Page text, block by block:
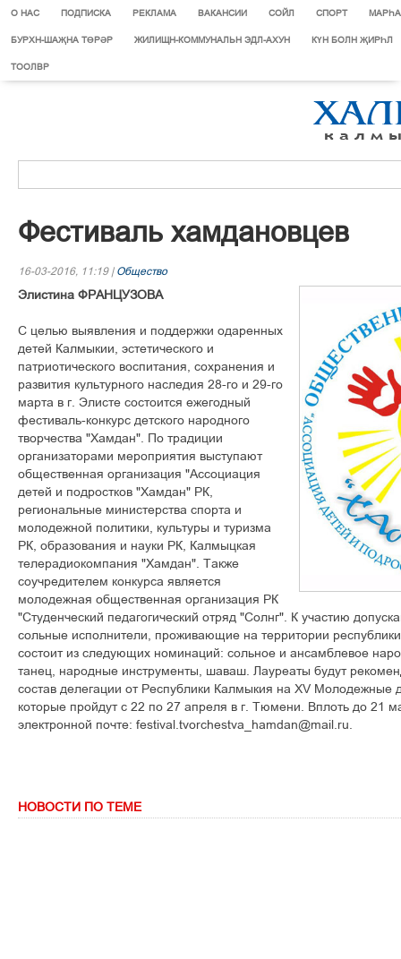
О НАС ПОДПИСКА РЕКЛАМА ВАКАНСИИ СОЙЛ СПОРТ
БУРХН-ШАҖНА ТӨРӘР ЖИЛИЩН-КОММУНАЛЬН ЭДЛ-АХУН КҮН БОЛН ҖИРҺЛ
ТООЛВР
Фестиваль хамдановцев
16-03-2016, 11:19 | Общество
Элистина ФРАНЦУЗОВА
С целью выявления и поддержки одаренных
детей Калмыкии, эстетического и
патриотического воспитания, сохранения и
развития культурного наследия 28-го и 29-го
марта в г. Элисте состоится ежегодный
фестиваль-конкурс детского народного
творчества "Хамдан". По традиции
организаторами мероприятия выступают
общественная организация "Ассоциация
детей и подростков "Хамдан" РК,
региональные министерства спорта и
молодежной политики, культуры и туризма
РК, образования и науки РК, Калмыцкая
телерадиокомпания "Хамдан". Также
соучредителем конкурса является
молодежная общественная организация РК
"Студенческий педагогический отряд "Солнг". К участию
сольные исполнители, проживающие на территории
состоит из следующих номинаций: сольное и ансамблевое
танец, народные инструменты, шаваш. Лауреаты будут
состав делегации от Республики Калмыкия на XV Молодежные
которые пройдут с 22 по 27 апреля в г. Тюмени. Вплоть до 21
электронной почте: festival.tvorchestva_hamdan@mail.ru.
НОВОСТИ ПО ТЕМЕ